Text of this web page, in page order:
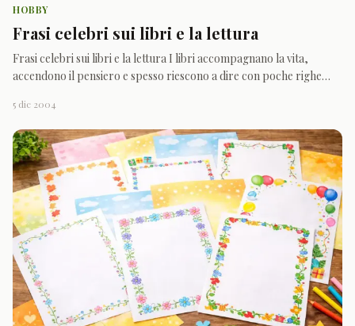
HOBBY
Frasi celebri sui libri e la lettura
Frasi celebri sui libri e la lettura I libri accompagnano la vita,
accendono il pensiero e spesso riescono a dire con poche righe
In questa raccolta sono riunite alcune delle più belle frasi celebri
dedicate ai libri, alla lettura e a
5 dic 2004